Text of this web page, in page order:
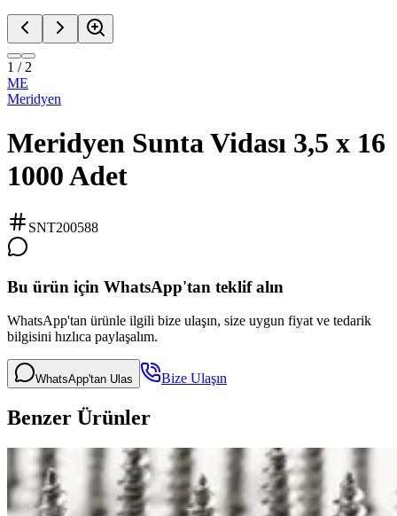
1 / 2
ME
Meridyen
Meridyen Sunta Vidası 3,5 x 16
1000 Adet
SNT200588
Bu ürün için WhatsApp'tan teklif alın
WhatsApp'tan ürünle ilgili bize ulaşın, size uygun fiyat ve tedarik
bilgisini hızlıca paylaşalım.
WhatsApp'tan Ulas Bize Ulaşın
Benzer Ürünler